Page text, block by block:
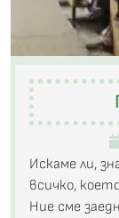
Искаме ли,
всичко,
Ние сме